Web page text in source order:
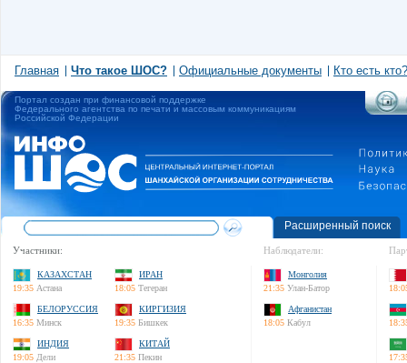
Главная Что такое ШОС? Официальные документы Кто есть кто?
Портал создан при финансовой поддержке
Федерального агентства по печати и массовым коммуникациям
Российской Федерации
Расширенный поиск
Участники:
КАЗАХСТАН
19:35 Астана
ИРАН
18:05 Тегеран
БЕЛОРУССИЯ
16:35 Минск
КИРГИЗИЯ
19:35 Бишкек
ИНДИЯ
19:05 Дели
КИТАЙ
21:35 Пекин
Наблюдатели:
Монголия
21:35 Улан-Батор
Афганистан
18:05 Кабул